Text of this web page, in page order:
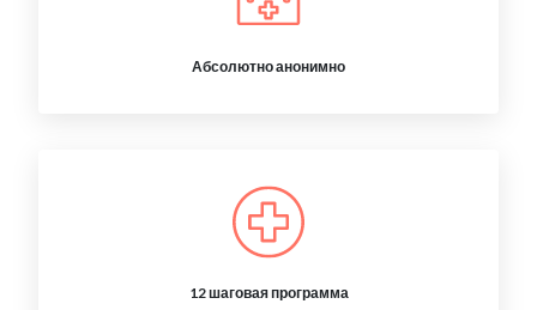
Абсолютно анонимно
12 шаговая программа